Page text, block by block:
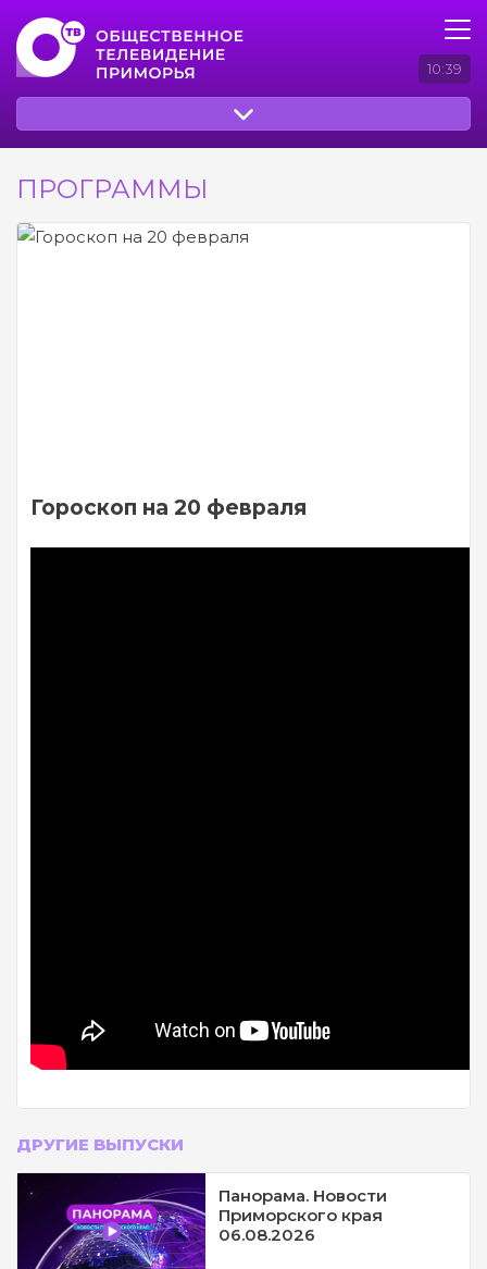
10:39
ПРОГРАММЫ
Гороскоп на 20 февраля
ДРУГИЕ ВЫПУСКИ
Панорама. Новости
Приморского края
06.08.2026